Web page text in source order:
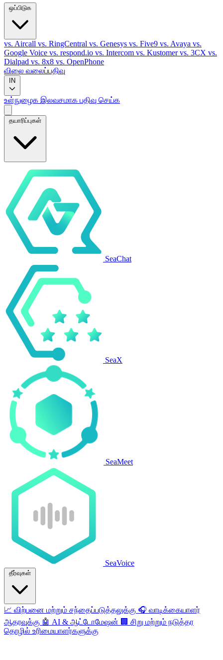
vs. Aircall vs. RingCentral vs. Genesys vs. Five9 vs. Avaya vs.
Google Voice vs. respond.io vs. Intercom vs. Kustomervs. 3CX vs.
Dialpad vs. 8x8 vs. OpenPhone
விலை வலைப்பதிவு
IN
உள்நுழைக இலவசமாக பதிவு செய்க
தயாரிப்புகள்
SeaChat
SeaX
SeaMeet
SeaVoice
தீர்வுகள்
📈 விற்பனை மற்றும் சந்தைப்படுத்தலுக்கு 🎧 வாடிக்கையாளர்
ஆதரவுக்கு 🤖 AI & ஆட்டோமேஷன் 🏢 சிறு மற்றும் நடுத்தர
தொழில் உரிமையாளர்களுக்கு